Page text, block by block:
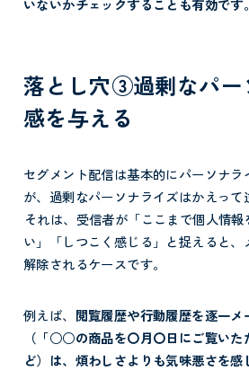
いないかチェックすることも有効です。
落とし穴③過剰なパー
感を与える
セグメント配信は基本的にパーソナ
が、過剰なパーソナライズはかえっ
それは、受信者が「ここまで個人情
い」「しつこく感じる」と捉えると
解除されるケースです。
例えば、 閲覧履歴や行動履歴を逐一
（「○○の商品を〇月〇日にご覧い
ど）は、煩わしさよりも気味悪さを